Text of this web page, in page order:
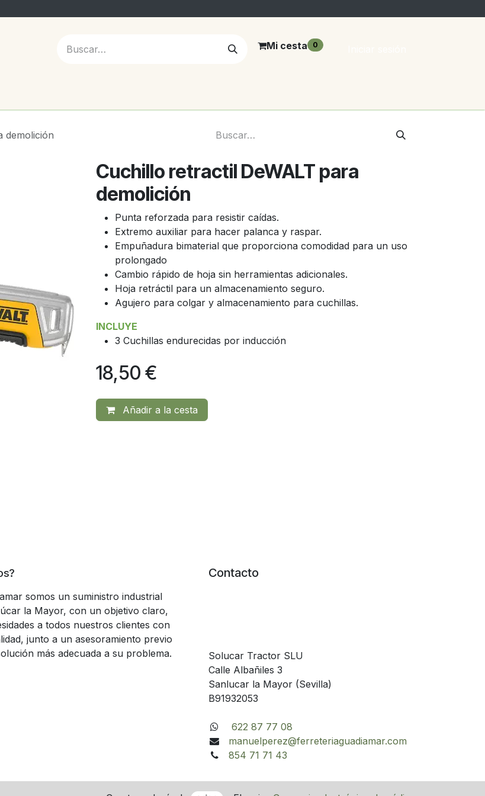
Mi cesta 0
demolición
Cuchillo retractil DeWALT para
demolición
Punta reforzada para resistir caídas.
Extremo auxiliar para hacer palanca y raspar.
Empuñadura bimaterial que proporciona comodidad para un uso
prolongado
Cambio rápido de hoja sin herramientas adicionales.
Hoja retráctil para un almacenamiento seguro.
Agujero para colgar y almacenamiento para cuchillas.
INCLUYE
3 Cuchillas endurecidas por inducción
18,50 €
Añadir a la cesta
somos un suministro industrial
la Mayor, con un objetivo claro,
a todos nuestros clientes con
junto a un asesoramiento previo
más adecuada a su problema.
Contacto
Solucar Tractor SLU
Calle Albañiles 3
Sanlucar la Mayor (Sevilla)
B91932053
622 87 77 08
manuelperez@ferreteriaguadiamar.com
854 71 71 43